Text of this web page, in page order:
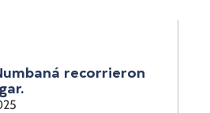
recorrieron